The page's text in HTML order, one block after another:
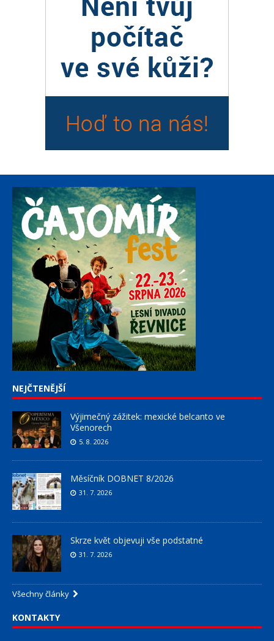
NEJČTENĚJŠÍ
Výjimečný zážitek: mexické belcanto ve
Všenorech
5. 8. 2026
Měsíčník DOBNET 8/2026
31. 7. 2026
Skrze květ objevuji vše podstatné
31. 7. 2026
Všechny články
KONTAKTY